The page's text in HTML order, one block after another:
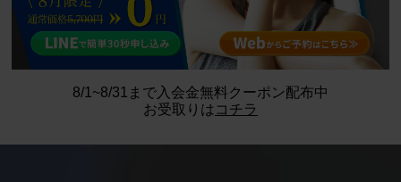
8/1~8/31まで入会金無料クーポン配布中
お受取りは コチラ